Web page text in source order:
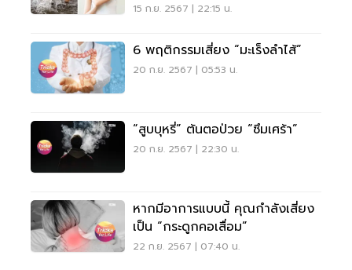
15 ก.ย. 2567 | 22:15 น.
6 พฤติกรรมเสี่ยง “มะเร็งลำไส้”
20 ก.ย. 2567 | 05:53 น.
“สูบบุหรี่” ต้นตอป่วย “ซึมเศร้า”
20 ก.ย. 2567 | 22:30 น.
หากมีอาการแบบนี้ คุณกำลังเสี่ยง
เป็น “กระดูกคอเสื่อม”
22 ก.ย. 2567 | 07:40 น.